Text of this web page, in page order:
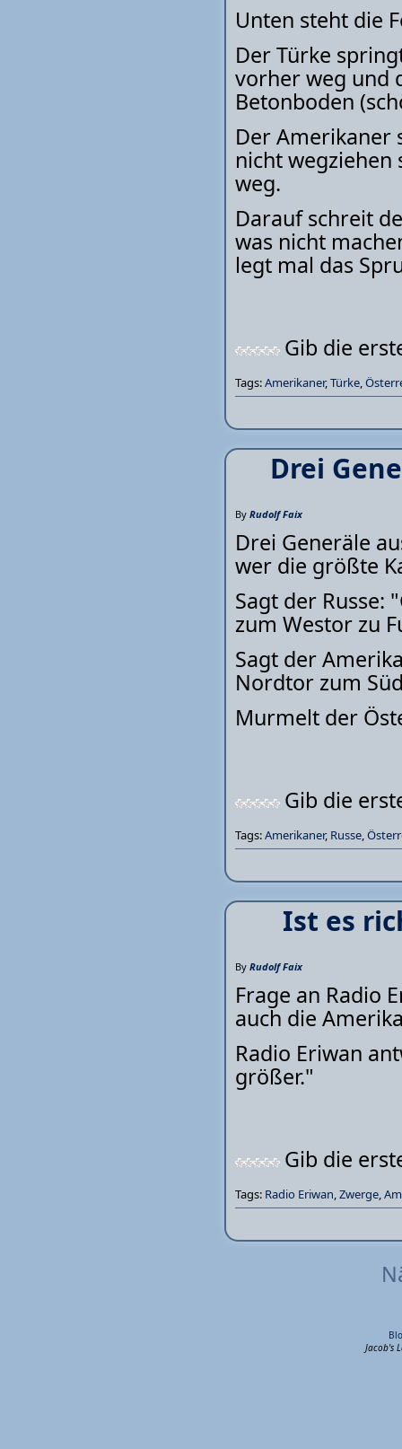
Unten steht die
Der Türke
vorher weg und
Betonboden
Der Amerikaner
nicht wegziehen
weg.
Darauf schreit
was nicht
legt mal das
Gib die
Tags:Amerikaner,Türke,
Drei
By Rudolf Faix
Drei Generäle
wer die größte
Sagt der Russe:
zum Westor zu
Sagt der
Nordtor zum
Murmelt der
Gib die
Tags:Amerikaner, Russe,
Ist es
By Rudolf Faix
Frage an Radio
auch die
Radio Eriwan
größer."
Gib die
Tags: Radio Eriwan,Zwerge,
Jacob's